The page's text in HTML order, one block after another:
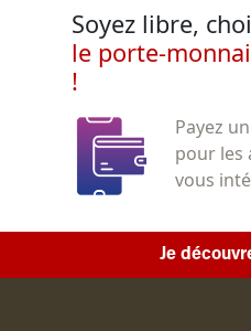
Soyez libre,
le porte-
!
Payez
pour les
vous
Je